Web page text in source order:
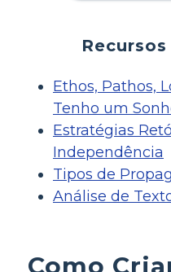
Ethos, Pathos,
Tenho um
Estratégias
Independência
Tipos de
Análise de
Como